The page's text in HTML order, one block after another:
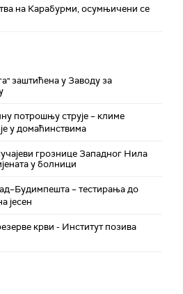
на Карабурми, осумњичени се
заштићена у Заводу за
потрошњу струје – климе
у домаћинствима
грознице Западног Нила
у болници
– тестирања до
јесен
крви - Институт позива